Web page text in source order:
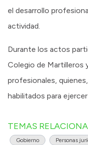
el desarrollo
actividad.
Durante los actos
Colegio de Martilleros
profesionales,
habilitados para
TEMAS
Gobierno Personas